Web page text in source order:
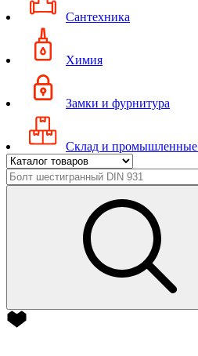
Сантехника
Химия
Замки и фурнитура
Склад и промышленные